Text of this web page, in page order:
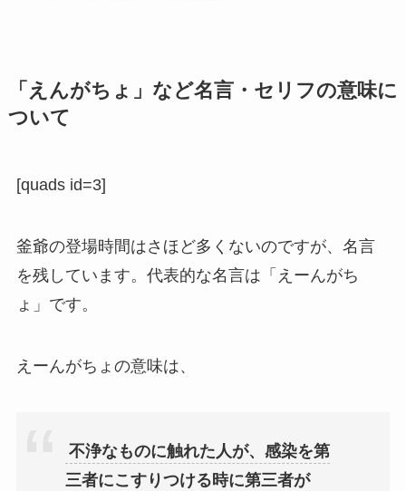
「えんがちょ」など名言・セリフの意味に
ついて
[quads id=3]
釜爺の登場時間はさほど多くないのですが、名言
を残しています。代表的な名言は「えーんがち
ょ」です。
えーんがちょの意味は、
不浄なものに触れた人が、感染を第
三者にこすりつける時に第三者が